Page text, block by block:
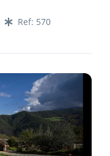
Ref: 570